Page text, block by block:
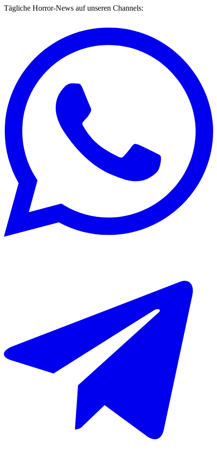
Tägliche Horror-News auf unseren Channels: